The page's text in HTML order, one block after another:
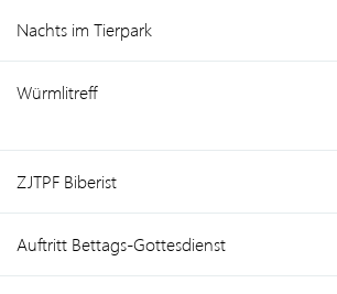
Nachts im Tierpark
Würmlitreff
ZJTPF Biberist
Auftritt Bettags-Gottesdienst